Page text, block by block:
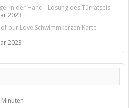
in der Hand - Lösung des Türrätsels
2023
our Love Schwimmkerzen Karte
2023